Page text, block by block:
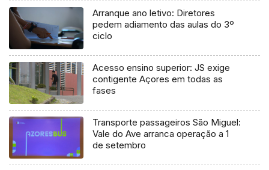
Arranque ano letivo: Diretores
pedem adiamento das aulas do 3º
ciclo
Acesso ensino superior: JS exige
contigente Açores em todas as
fases
Transporte passageiros São Miguel:
Vale do Ave arranca operação a 1
de setembro